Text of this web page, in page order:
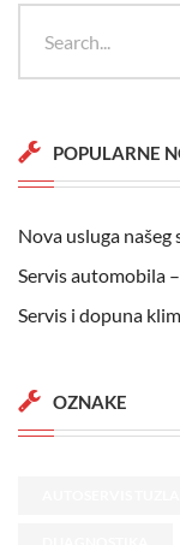
POPULARNE
Nova usluga
Servis automobila
Servis i dopuna
OZNAKE